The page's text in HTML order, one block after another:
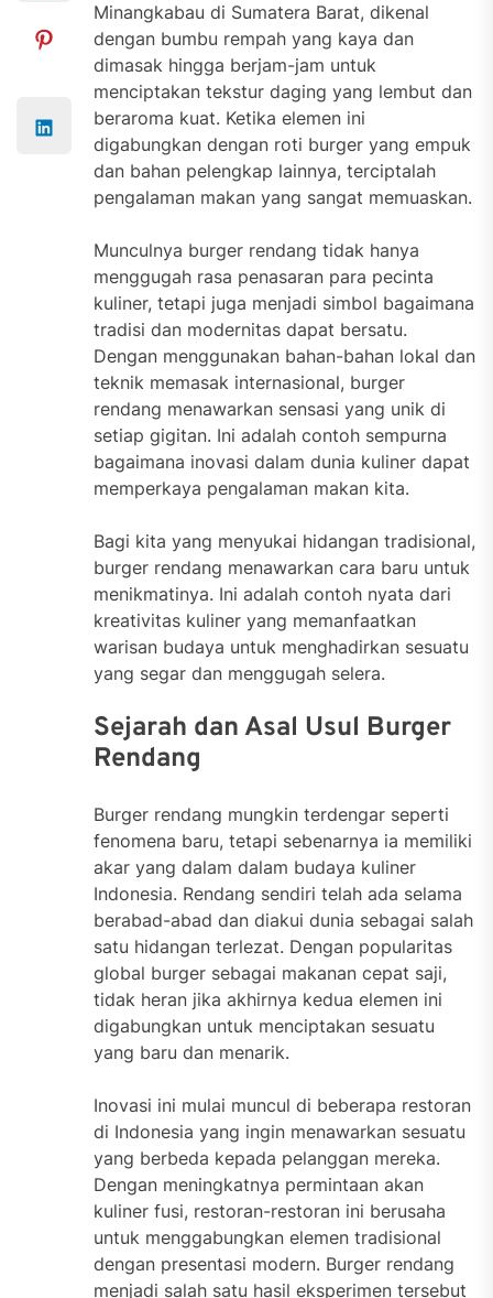
Minangkabau di Sumatera Barat, dikenal
dengan bumbu rempah yang kaya dan
dimasak hingga berjam-jam untuk
menciptakan tekstur daging yang lembut dan
beraroma kuat. Ketika elemen ini
digabungkan dengan roti burger yang empuk
dan bahan pelengkap lainnya, terciptalah
pengalaman makan yang sangat memuaskan.
Munculnya burger rendang tidak hanya
menggugah rasa penasaran para pecinta
kuliner, tetapi juga menjadi simbol bagaimana
tradisi dan modernitas dapat bersatu.
Dengan menggunakan bahan-bahan lokal dan
teknik memasak internasional, burger
rendang menawarkan sensasi yang unik di
setiap gigitan. Ini adalah contoh sempurna
bagaimana inovasi dalam dunia kuliner dapat
memperkaya pengalaman makan kita.
Bagi kita yang menyukai hidangan tradisional,
burger rendang menawarkan cara baru untuk
menikmatinya. Ini adalah contoh nyata dari
kreativitas kuliner yang memanfaatkan
warisan budaya untuk menghadirkan sesuatu
yang segar dan menggugah selera.
Sejarah dan Asal Usul Burger
Rendang
Burger rendang mungkin terdengar seperti
fenomena baru, tetapi sebenarnya ia memiliki
akar yang dalam dalam budaya kuliner
Indonesia. Rendang sendiri telah ada selama
berabad-abad dan diakui dunia sebagai salah
satu hidangan terlezat. Dengan popularitas
global burger sebagai makanan cepat saji,
tidak heran jika akhirnya kedua elemen ini
digabungkan untuk menciptakan sesuatu
yang baru dan menarik.
Inovasi ini mulai muncul di beberapa restoran
di Indonesia yang ingin menawarkan sesuatu
yang berbeda kepada pelanggan mereka.
Dengan meningkatnya permintaan akan
kuliner fusi, restoran-restoran ini berusaha
untuk menggabungkan elemen tradisional
dengan presentasi modern. Burger rendang
menjadi salah satu hasil eksperimen tersebut